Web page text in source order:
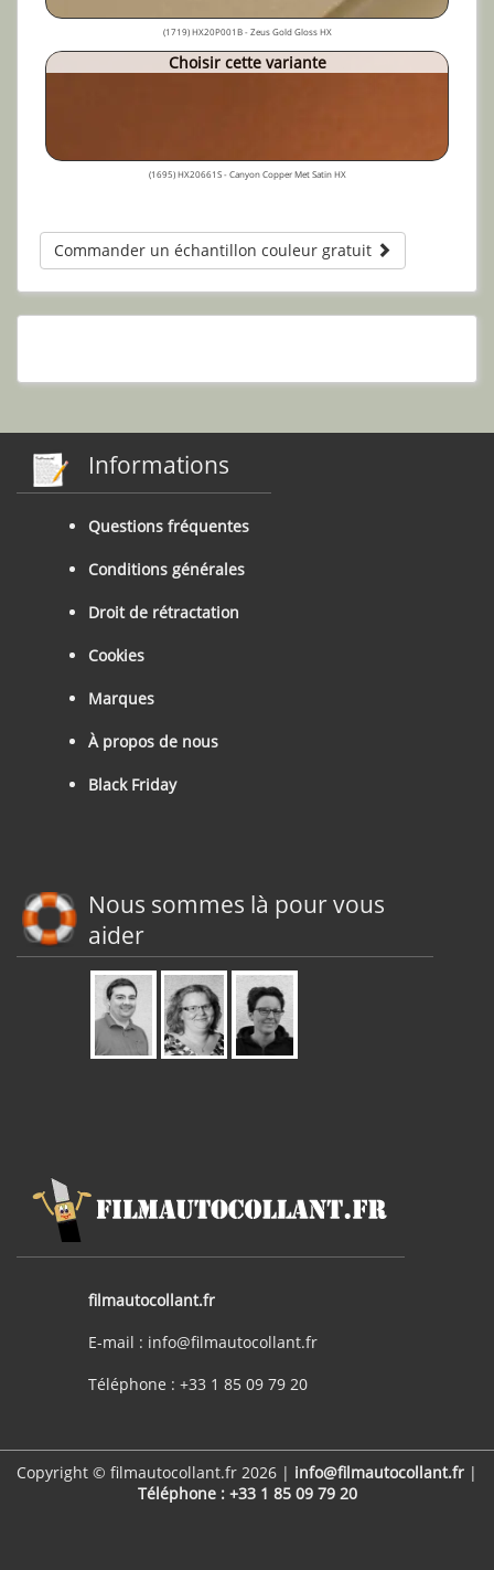
(1719) HX20P001B - Zeus Gold Gloss HX
Choisir cette variante
(1695) HX20661S - Canyon Copper Met Satin HX
Commander un échantillon couleur gratuit
Informations
Questions fréquentes
Conditions générales
Droit de rétractation
Cookies
Marques
À propos de nous
Black Friday
Nous sommes là pour vous
aider
filmautocollant.fr
E-mail : info@filmautocollant.fr
Téléphone : +33 1 85 09 79 20
Copyright © filmautocollant.fr 2026 | info@filmautocollant.fr |
Téléphone : +33 1 85 09 79 20